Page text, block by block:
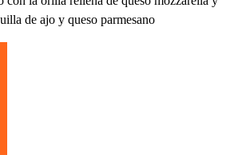
de ajo y queso parmesano